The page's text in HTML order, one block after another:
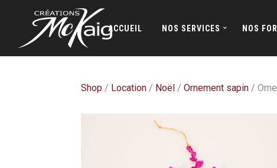
ACCUEIL NOS SERVICES NOS
Shop / Location / Noël / Ornement sapin /